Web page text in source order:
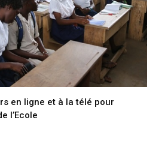
en ligne et à la télé pour
l’Ecole